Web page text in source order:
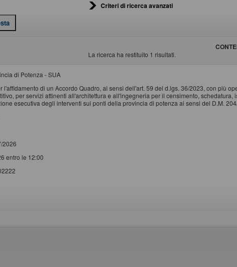
Criteri di ricerca avanzati
La ricerca ha restituito 1 risultati.
di Potenza - SUA
l'affidamento di un Accordo Quadro, ai sensi dell'art. 59 del d.lgs. 36/2023, con più
per servizi attinenti all'architettura e all'ingegneria per il censimento, schedatura,
esecutiva degli interventi sui ponti della provincia di potenza ai sensi del D.M.
2026
entro le 12:00